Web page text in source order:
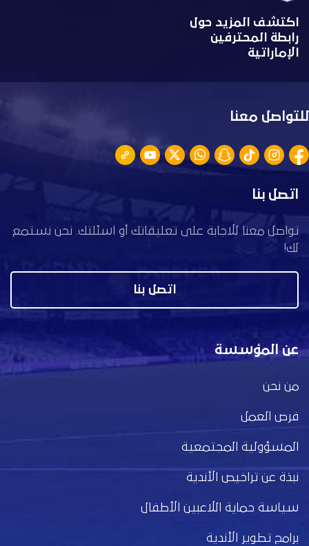
اكتشف المزيد حول
رابطة المحترفين
الإماراتية
للتواصل معنا
اتصل بنا
تواصل معنا للاجابة على تعليقاتك أو اسئلتك. نحن نستمع
لك!
اتصل بنا
عن المؤسسة
من نحن
فرص العمل
المسؤولية المجتمعية
نبذة عن تراخيص الأندية
سياسة حماية اللاعبين الأطفال
برامج تطوير الأندية